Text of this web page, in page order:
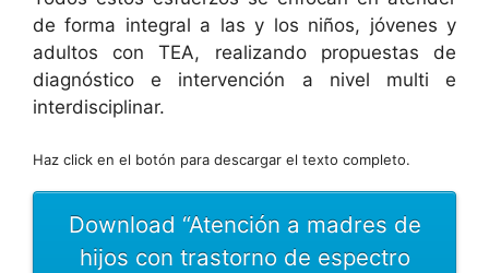
de forma integral a las y los niños, jóvenes y
adultos con TEA, realizando propuestas de
diagnóstico e intervención a nivel multi e
interdisciplinar.
Haz click en el botón para descargar el texto completo.
Download “Atención a madres de
hijos con trastorno de espectro